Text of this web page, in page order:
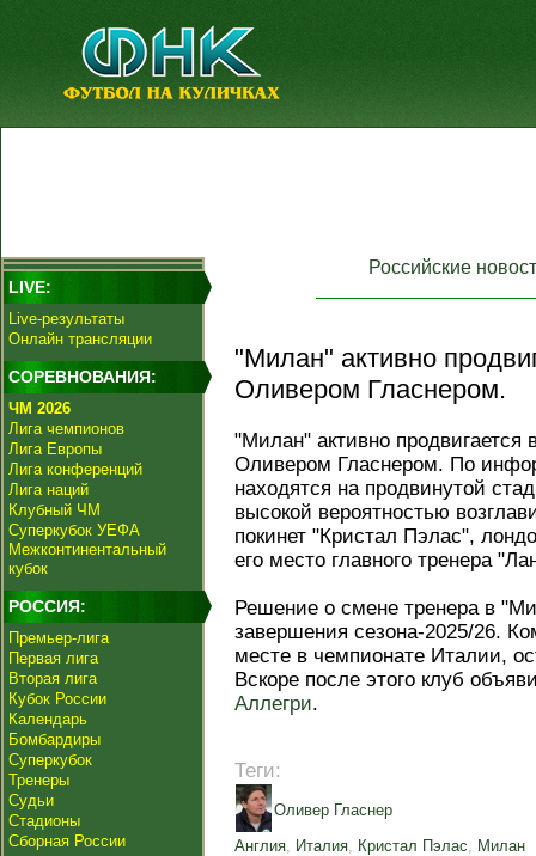
LIVE:
Live-результаты
Онлайн трансляции
СОРЕВНОВАНИЯ:
ЧМ 2026
Лига чемпионов
Лига Европы
Лига конференций
Лига наций
Клубный ЧМ
Суперкубок УЕФА
Межконтинентальный
кубок
РОССИЯ:
Премьер-лига
Первая лига
Вторая лига
Кубок России
Календарь
Бомбардиры
Суперкубок
Тренеры
Судьи
Стадионы
Сборная России
Российские
"Милан" активно
Оливером Гласнером.
"Милан" активно продвигается
Оливером Гласнером. По
находятся на продвинутой
высокой вероятностью
покинет "Кристал Пэлас",
его место главного тренера
Решение о смене тренера в
завершения сезона-2025/26.
месте в чемпионате Италии,
Вскоре после этого клуб
Аллегри.
Теги:
Оливер Гласнер
Англия, Италия, Кристал Пэлас, Милан